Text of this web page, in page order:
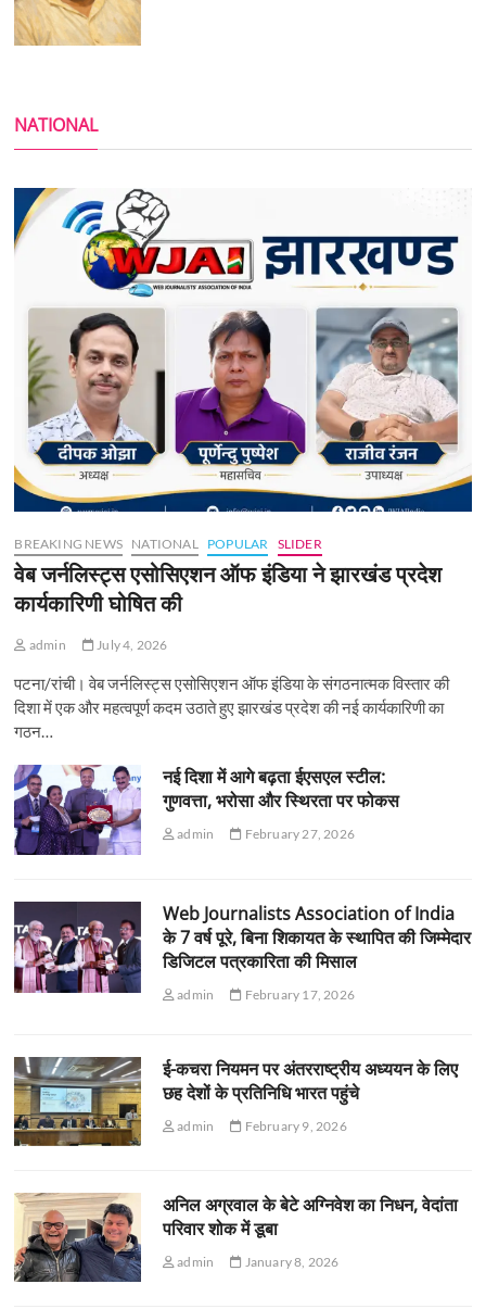
NATIONAL
BREAKING NEWS NATIONAL POPULAR SLIDER
वेब जर्नलिस्ट्स एसोसिएशन ऑफ इंडिया ने झारखंड प्रदेश
कार्यकारिणी घोषित की
admin July 4, 2026
पटना/रांची। वेब जर्नलिस्ट्स एसोसिएशन ऑफ इंडिया के संगठनात्मक विस्तार की
दिशा में एक और महत्वपूर्ण कदम उठाते हुए झारखंड प्रदेश की नई कार्यकारिणी का
गठन…
नई दिशा में आगे बढ़ता ईएसएल स्टील:
गुणवत्ता, भरोसा और स्थिरता पर फोकस
admin February 27, 2026
Web Journalists Association of India
के 7 वर्ष पूरे, बिना शिकायत के स्थापित की जिम्मेदार
डिजिटल पत्रकारिता की मिसाल
admin February 17, 2026
ई-कचरा नियमन पर अंतरराष्ट्रीय अध्ययन के लिए
छह देशों के प्रतिनिधि भारत पहुंचे
admin February 9, 2026
अनिल अग्रवाल के बेटे अग्निवेश का निधन, वेदांता
परिवार शोक में डूबा
admin January 8, 2026